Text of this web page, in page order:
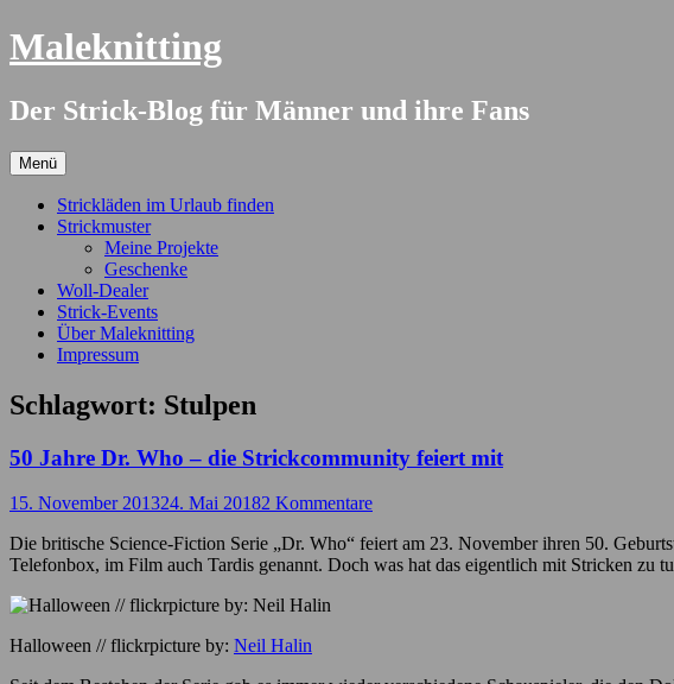
Springe
zum
Maleknitting
Der Strick-Blog für Männer und ihre Fans
Menü
Strickläden im Urlaub finden
Strickmuster
Meine Projekte
Geschenke
Woll-Dealer
Strick-Events
Über Maleknitting
Impressum
Schlagwort: Stulpen
50 Jahre Dr. Who – die Strickcommunity feiert mit
15. November 201324. Mai 20182 Kommentare
Die britische Science-Fiction Serie „Dr. Who“ feiert am 23. November ihren 50.
Telefonbox, im Film auch Tardis genannt. Doch was hat das eigentlich mit Stricken zu
Halloween // flickrpicture by: Neil Halin